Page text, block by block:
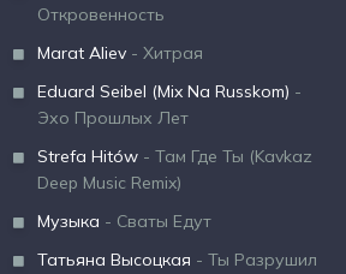
Откровенность
Marat Aliev - Хитрая
Eduard Seibel (Mix Na Russkom) -
Эхо Прошлых Лет
Strefa Hitów - Там Где Ты (Kavkaz
Deep Music Remix)
Музыка - Сваты Едут
Татьяна Высоцкая - Ты Разрушил